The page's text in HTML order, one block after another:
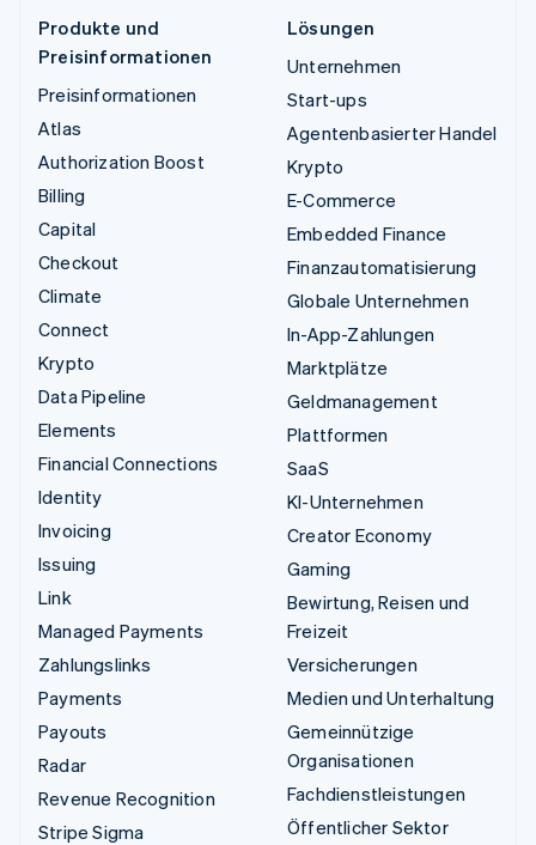
Produkte und
Preisinformationen
Preisinformationen
Atlas
Authorization Boost
Billing
Capital
Checkout
Climate
Connect
Krypto
Data Pipeline
Elements
Financial Connections
Identity
Invoicing
Issuing
Link
Managed Payments
Zahlungslinks
Payments
Payouts
Radar
Revenue Recognition
Stripe Sigma
Lösungen
Unternehmen
Start-ups
Agentenbasierter Handel
Krypto
E-Commerce
Embedded Finance
Finanzautomatisierung
Globale Unternehmen
In-App-Zahlungen
Marktplätze
Geldmanagement
Plattformen
SaaS
KI-Unternehmen
Creator Economy
Gaming
Bewirtung, Reisen und
Freizeit
Versicherungen
Medien und Unterhaltung
Gemeinnützige
Organisationen
Fachdienstleistungen
Öffentlicher Sektor